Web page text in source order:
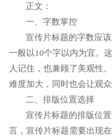
正文：
一、字数掌控
宣传片标题的字数应
一般以10个字以内为宜。
人记住，也兼顾了美观性
难度加大，同时也会让观众
二、排版位置选择
宣传片标题的排版位
言，宣传片标题需要出现